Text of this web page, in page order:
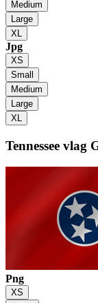
Medium
Large
XL
Jpg
XS
Small
Medium
Large
XL
Tennessee vlag
Png
XS